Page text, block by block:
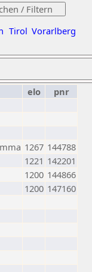
Tirol Vorarlberg
elo
pnr
1267 144788
1221 142201
1200 144866
1200 147160